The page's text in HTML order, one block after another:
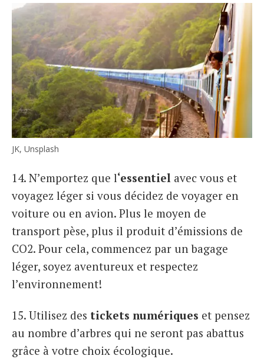
JK, Unsplash
14. N’emportez que l‘essentiel avec vous et
voyagez léger si vous décidez de voyager en
voiture ou en avion. Plus le moyen de
transport pèse, plus il produit d’émissions de
CO2. Pour cela, commencez par un bagage
léger, soyez aventureux et respectez
l’environnement!
15. Utilisez des tickets numériques et pensez
au nombre d’arbres qui ne seront pas abattus
grâce à votre choix écologique.